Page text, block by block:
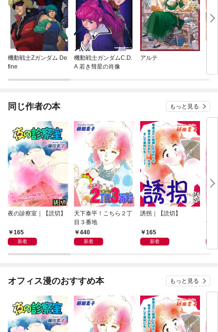
機動戦士Zガンダム De
fine
機動戦士ガンダムC.D.
A 若き彗星の肖像
アルテ
同じ作者の本 もっと見る
夜の診察室｜【読切】
165
新着
天下泰平！こちら２丁
目３番地
440
新着
誘拐｜【読切】
165
新着
切】
オフィス漫のおすすめ本 もっと見る